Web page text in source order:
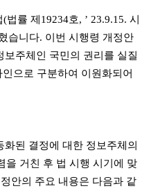
률 제19234호, ’ 23.9.15. 시
습니다. 이번 시행령 개정안
주체인 국민의 권리를 실질
으로 구분하여 이원화되어
된 결정에 대한 정보주체의
을 거친 후 법 시행 시기에 맞
안의 주요 내용은 다음과 같